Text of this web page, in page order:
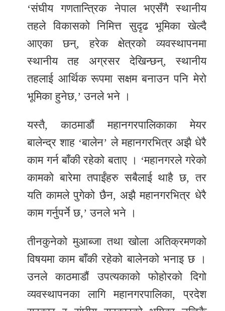
‘संघीय गणतान्त्रिक नेपाल भएसँगै स्थानीय
तहले विकासको निमित्त सुदृढ भूमिका खेल्दै
आएका छन्, हरेक क्षेत्रको व्यवस्थापनमा
स्थानीय तह अग्रसर देखिन्छन्, स्थानीय
तहलाई आर्थिक रूपमा सक्षम बनाउन पनि मेरो
भूमिका हुनेछ,’ उनले भने ।
यस्तै, काठमाडौं महानगरपालिकाका मेयर
बालेन्द्र शाह ‘बालेन’ ले महानगरभित्र अझै धेरै
काम गर्न बाँकी रहेको बताए । ‘महानगरले गरेको
कामको बारेमा तपाईंहरु सबैलाई थाहै छ, तर
यति कामले पुगेको छैन, अझै महानगरभित्र धेरै
काम गर्नुपर्ने छ,’ उनले भने ।
तीनकुनेको मुआब्जा तथा खोला अतिक्रमणको
विषयमा काम बाँकी रहेको बालेनको भनाइ छ ।
उनले काठमाडौं उपत्यकाको फोहोरको दिगो
व्यवस्थापनका लागि महानगरपालिका, प्रदेश